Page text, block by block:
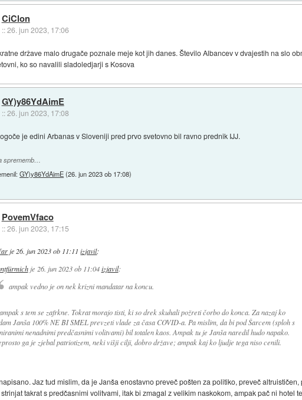
CiClon
::26. jun 2023, 17:06
države malo drugače poznale meje kot jih danes. Število Albancev v dvajestih na slo
ko so navalili sladoledjarji s Kosova
GY)y86YdAimE
::26. jun 2023, 17:08
je edini Arbanas v Sloveniji pred prvo svetovno bil ravno prednik IJJ.
sprememb…
GY)y86YdAimE(26. jun 2023 ob 17:08)
PovemVfaco
::26. jun 2023, 17:15
je 26. jun 2023 ob 11:11 izjavil:
je 26. jun 2023 ob 11:04 izjavil:
ampak vedno je on nek krizni mandatar na koncu.
s tem se zafrkne. Tokrat morajo tisti, ki so drek skuhali požreti čorbo do konca. Za nazaj ko
Janša 100% NE BI SMEL prevzeti vlade za časa COVID-a. Pa mislim, da bi pod Šarcem (sploh s
nenadnimi predčasnimi volitvami) bil totalen kaos. Ampak tu je Janša naredil hudo napako.
ga je zjebal patriotizem, neki višji cilji, dobro države; ampak kaj ko ljudje tega niso cenili.
Jaz tud mislim, da je Janša enostavno preveč pošten za politiko, preveč
takrat s predčasnimi volitvami, itak bi zmagal z velikim naskokom, ampak pač ni hotel